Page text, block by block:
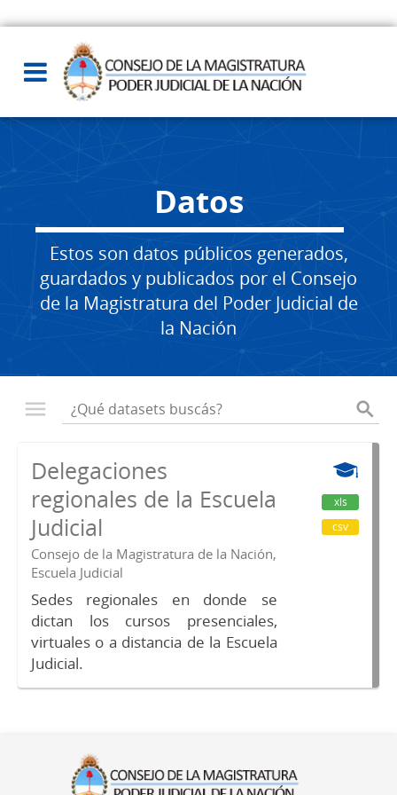
Datos
Estos son datos públicos generados,
guardados y publicados por el Consejo
de la Magistratura del Poder Judicial de
la Nación
Delegaciones
regionales de la Escuela
Judicial
Consejo de la Magistratura de la Nación,
Escuela Judicial
Sedes regionales en donde se
dictan los cursos presenciales,
virtuales o a distancia de la Escuela
Judicial.
xls
csv